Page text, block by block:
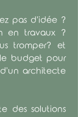
pas d'idée ?
en travaux ?
tromper? et
budget pour
d'un architecte
des solutions